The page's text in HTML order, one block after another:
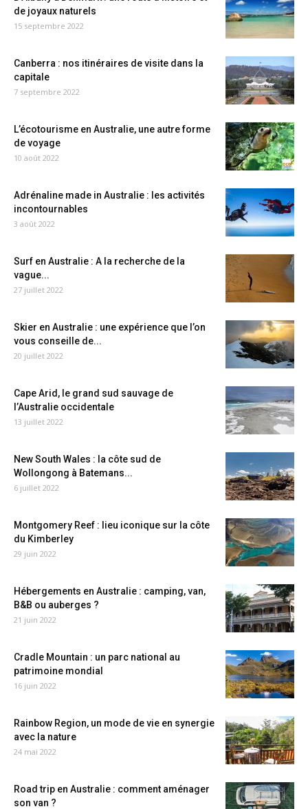
de joyaux naturels
15 septembre 2022
Canberra : nos itinéraires de visite dans la
capitale
7 septembre 2022
L’écotourisme en Australie, une autre forme
de voyage
10 août 2022
Adrénaline made in Australie : les activités
incontournables
3 août 2022
Surf en Australie : A la recherche de la
vague...
27 juillet 2022
Skier en Australie : une expérience que l’on
vous conseille de...
20 juillet 2022
Cape Arid, le grand sud sauvage de
l’Australie occidentale
13 juillet 2022
New South Wales : la côte sud de
Wollongong à Batemans...
6 juillet 2022
Montgomery Reef : lieu iconique sur la côte
du Kimberley
29 juin 2022
Hébergements en Australie : camping, van,
B&B ou auberges ?
21 juin 2022
Cradle Mountain : un parc national au
patrimoine mondial
16 juin 2022
Rainbow Region, un mode de vie en synergie
avec la nature
24 mai 2022
Road trip en Australie : comment aménager
son van ?